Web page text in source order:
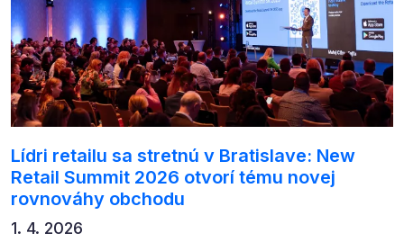
Lídri retailu sa stretnú v Bratislave: New
Retail Summit 2026 otvorí tému novej
rovnováhy obchodu
1. 4. 2026